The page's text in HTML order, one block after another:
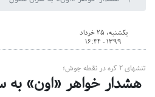
یکشنبه، 25 خرداد
1399 - 16:44
تنش‎های ۲ کره در نقطه جوش؛
هشدار خواهر «اون» به